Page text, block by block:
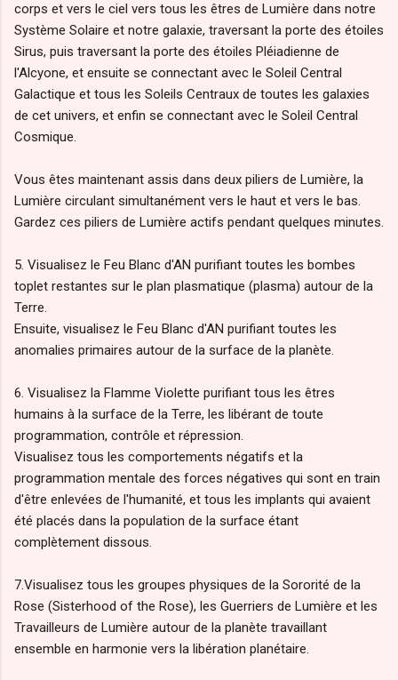
corps et vers le ciel vers tous les êtres de Lumière dans notre
Système Solaire et notre galaxie, traversant la porte des étoiles
Sirus, puis traversant la porte des étoiles Pléiadienne de
l'Alcyone, et ensuite se connectant avec le Soleil Central
Galactique et tous les Soleils Centraux de toutes les galaxies
de cet univers, et enfin se connectant avec le Soleil Central
Cosmique.
Vous êtes maintenant assis dans deux piliers de Lumière, la
Lumière circulant simultanément vers le haut et vers le bas.
Gardez ces piliers de Lumière actifs pendant quelques minutes.
5. Visualisez le Feu Blanc d'AN purifiant toutes les bombes
toplet restantes sur le plan plasmatique (plasma) autour de la
Terre.
Ensuite, visualisez le Feu Blanc d'AN purifiant toutes les
anomalies primaires autour de la surface de la planète.
6. Visualisez la Flamme Violette purifiant tous les êtres
humains à la surface de la Terre, les libérant de toute
programmation, contrôle et répression.
Visualisez tous les comportements négatifs et la
programmation mentale des forces négatives qui sont en train
d'être enlevées de l'humanité, et tous les implants qui avaient
été placés dans la population de la surface étant
complètement dissous.
7.Visualisez tous les groupes physiques de la Sororité de la
Rose (Sisterhood of the Rose), les Guerriers de Lumière et les
Travailleurs de Lumière autour de la planète travaillant
ensemble en harmonie vers la libération planétaire.